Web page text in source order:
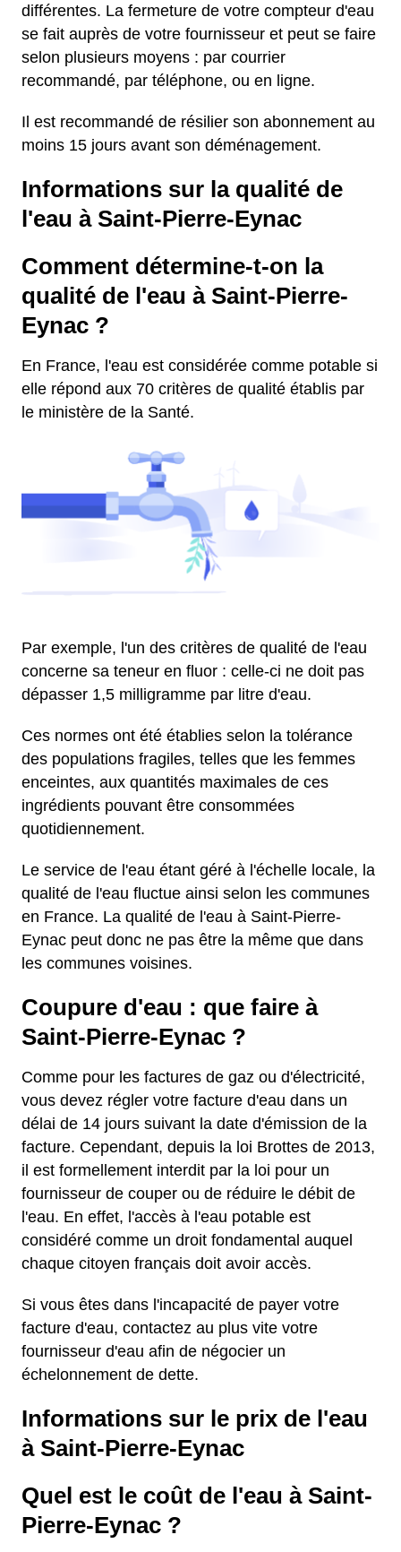
différentes. La fermeture de votre compteur d'eau
se fait auprès de votre fournisseur et peut se faire
selon plusieurs moyens : par courrier
recommandé, par téléphone, ou en ligne.
Il est recommandé de résilier son abonnement au
moins 15 jours avant son déménagement.
Informations sur la qualité de
l'eau à Saint-Pierre-Eynac
Comment détermine-t-on la
qualité de l'eau à Saint-Pierre-
Eynac ?
En France, l'eau est considérée comme potable si
elle répond aux 70 critères de qualité établis par
le ministère de la Santé.
Par exemple, l'un des critères de qualité de l'eau
concerne sa teneur en fluor : celle-ci ne doit pas
dépasser 1,5 milligramme par litre d'eau.
Ces normes ont été établies selon la tolérance
des populations fragiles, telles que les femmes
enceintes, aux quantités maximales de ces
ingrédients pouvant être consommées
quotidiennement.
Le service de l'eau étant géré à l'échelle locale, la
qualité de l'eau fluctue ainsi selon les communes
en France. La qualité de l'eau à Saint-Pierre-
Eynac peut donc ne pas être la même que dans
les communes voisines.
Coupure d'eau : que faire à
Saint-Pierre-Eynac ?
Comme pour les factures de gaz ou d'électricité,
vous devez régler votre facture d'eau dans un
délai de 14 jours suivant la date d'émission de la
facture. Cependant, depuis la loi Brottes de 2013,
il est formellement interdit par la loi pour un
fournisseur de couper ou de réduire le débit de
l'eau. En effet, l'accès à l'eau potable est
considéré comme un droit fondamental auquel
chaque citoyen français doit avoir accès.
Si vous êtes dans l'incapacité de payer votre
facture d'eau, contactez au plus vite votre
fournisseur d'eau afin de négocier un
échelonnement de dette.
Informations sur le prix de l'eau
à Saint-Pierre-Eynac
Quel est le coût de l'eau à Saint-
Pierre-Eynac ?